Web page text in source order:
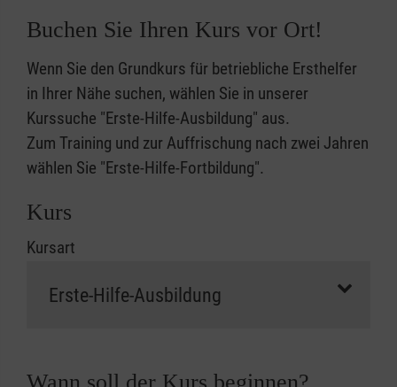
Buchen Sie Ihren Kurs vor Ort!
Wenn Sie den Grundkurs für betriebliche Ersthelfer
in Ihrer Nähe suchen, wählen Sie in unserer
Kurssuche "Erste-Hilfe-Ausbildung" aus.
Zum Training und zur Auffrischung nach zwei Jahren
wählen Sie "Erste-Hilfe-Fortbildung".
Kurs
Kursart